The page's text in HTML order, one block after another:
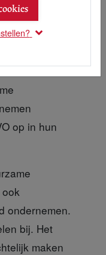
in een
op in hun
ondernemen.
bij. Het
maken